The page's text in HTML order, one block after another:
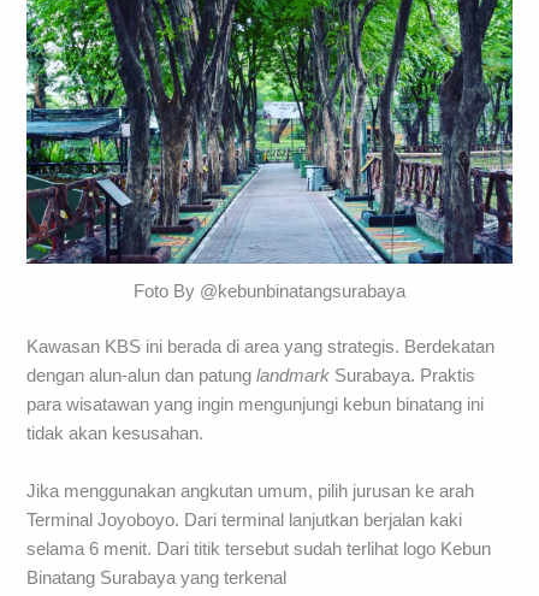
Foto By @kebunbinatangsurabaya
Kawasan KBS ini berada di area yang strategis. Berdekatan
dengan alun-alun dan patunglandmark Surabaya. Praktis
para wisatawan yang ingin mengunjungi kebun binatang ini
tidak akan kesusahan.
Jika menggunakan angkutan umum, pilih jurusan ke arah
Terminal Joyoboyo. Dari terminal lanjutkan berjalan kaki
selama 6 menit. Dari titik tersebut sudah terlihat logo Kebun
Binatang Surabaya yang terkenal